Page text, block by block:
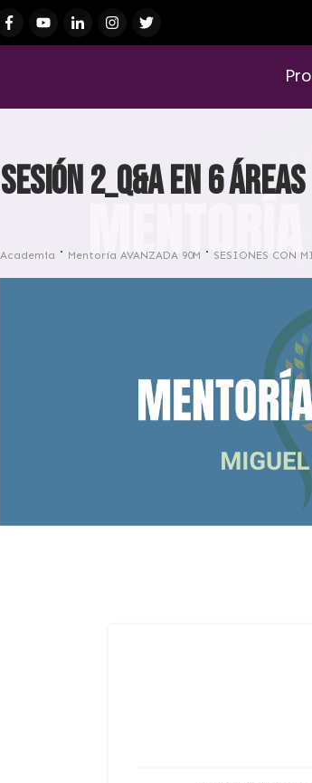
SESIÓN 2_Q&A EN 6 ÁREAS
Academia Mentoría AVANZADA 90M SESIONES CON